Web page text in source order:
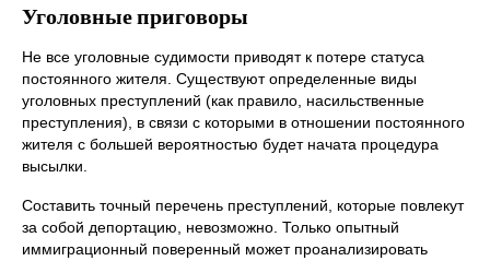
Уголовные приговоры
Не все уголовные судимости приводят к потере статуса
постоянного жителя. Существуют определенные виды
уголовных преступлений (как правило, насильственные
преступления), в связи с которыми в отношении постоянного
жителя с большей вероятностью будет начата процедура
высылки.
Составить точный перечень преступлений, которые повлекут
за собой депортацию, невозможно. Только опытный
иммиграционный поверенный может проанализировать